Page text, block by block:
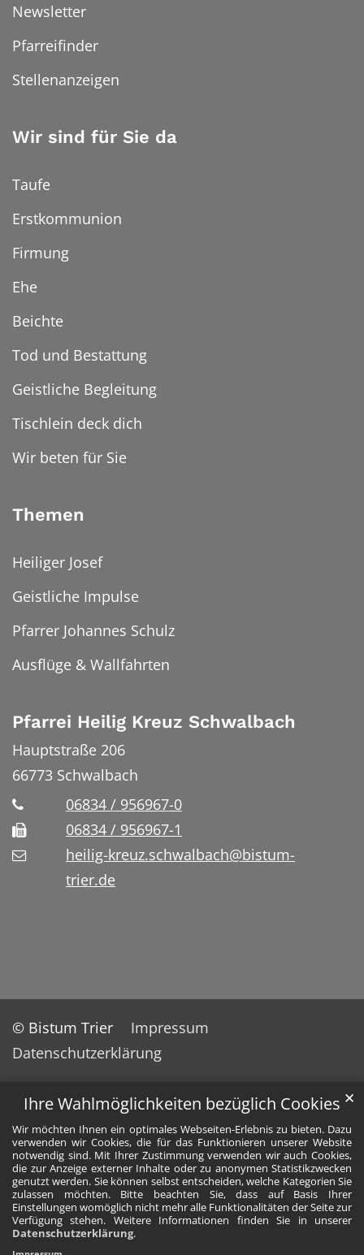
Ihre Wahlmöglichkeiten bezüglich Cookies
Wir möchten Ihnen ein optimales Webseiten-Erlebnis zu bieten. Dazu
verwenden wir Cookies, die für das Funktionieren unserer Website
notwendig sind. Mit Ihrer Zustimmung verwenden wir auch Cookies,
die zur Anzeige externer Inhalte oder zu anonymen Statistikzwecken
genutzt werden. Sie können selbst entscheiden, welche Kategorien Sie
zulassen möchten. Bitte beachten Sie, dass auf Basis Ihrer
Einstellungen womöglich nicht mehr alle Funktionalitäten der Seite zur
Verfügung stehen. Weitere Informationen finden Sie in unserer
Datenschutzerklärung.
✕
Newsletter
Pfarreifinder
Stellenanzeigen
Wir sind für Sie da
Taufe
Erstkommunion
Firmung
Ehe
Beichte
Tod und Bestattung
Geistliche Begleitung
Tischlein deck dich
Wir beten für Sie
Themen
Heiliger Josef
Geistliche Impulse
Pfarrer Johannes Schulz
Ausflüge & Wallfahrten
Pfarrei Heilig Kreuz Schwalbach
Hauptstraße 206
66773 Schwalbach
06834 / 956967-0
06834 / 956967-1
heilig-kreuz.schwalbach@bistum-
trier.de
© Bistum Trier
Impressum
Datenschutzerklärung